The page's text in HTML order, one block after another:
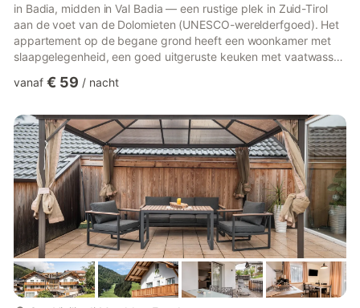
in Badia, midden in Val Badia — een rustige plek in Zuid-Tirol
aan de voet van de Dolomieten (UNESCO-werelderfgoed). Het
appartement op de begane grond heeft een woonkamer met
slaapgelegenheid, een goed uitgeruste keuken met vaatwasser,
personen. Op verzoek kan er een extra bed worden geplaatst.
aanvraag is er een babybedje beschikbaar. Ciasa Silvia ligt
rustig en biedt een prachtig panoramisch uitzicht op ...
vanaf € 59 / nacht